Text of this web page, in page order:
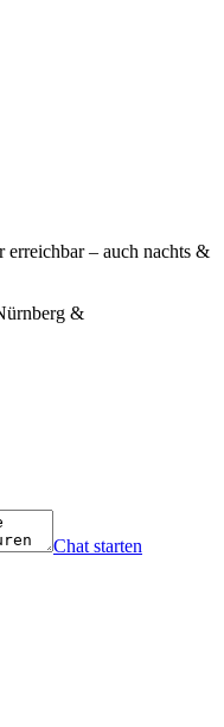
– auch nachts &
&
Chat starten